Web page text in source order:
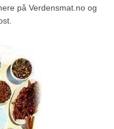
på Verdensmat.no og